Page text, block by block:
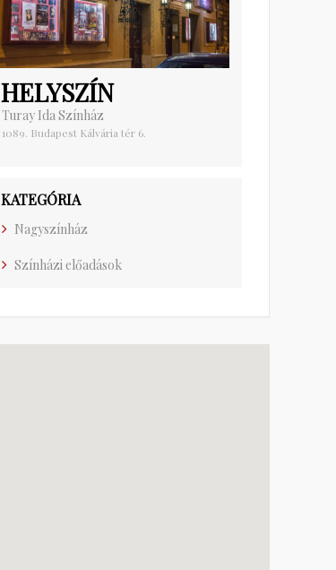
HELYSZÍN
Turay Ida Színház
1089. Budapest Kálvária tér 6.
KATEGÓRIA
Nagyszínház
Színházi előadások